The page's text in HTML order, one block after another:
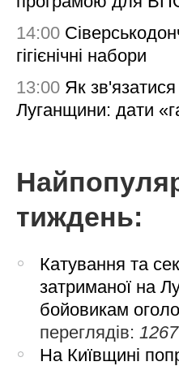
14:00
гігієнічні набори
13:00 Як
Луганщини: дати
тиждень:
Катування та
затриманої на
бойовикам
переглядів: 1267
На Київщині